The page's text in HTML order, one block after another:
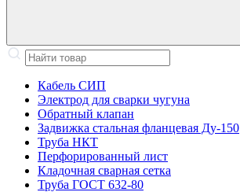
Кабель СИП
Электрод для сварки чугуна
Обратный клапан
Задвижка стальная фланцевая Ду-150
Труба НКТ
Перфорированный лист
Кладочная сварная сетка
Труба ГОСТ 632-80